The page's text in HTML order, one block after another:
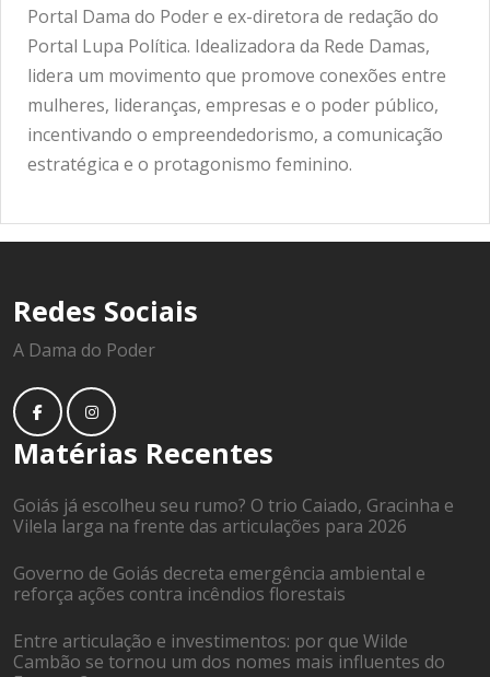
Portal Dama do Poder e ex-diretora de redação do
Portal Lupa Política. Idealizadora da Rede Damas,
lidera um movimento que promove conexões entre
mulheres, lideranças, empresas e o poder público,
incentivando o empreendedorismo, a comunicação
estratégica e o protagonismo feminino.
Redes Sociais
A Dama do Poder
Matérias Recentes
Goiás já escolheu seu rumo? O trio Caiado, Gracinha e
Vilela larga na frente das articulações para 2026
Governo de Goiás decreta emergência ambiental e
reforça ações contra incêndios florestais
Entre articulação e investimentos: por que Wilde
Cambão se tornou um dos nomes mais influentes do